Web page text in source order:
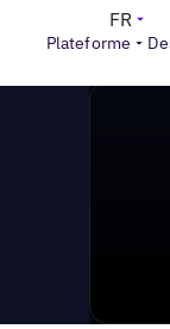
Plateforme
FR
News &